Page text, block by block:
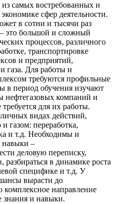
самых востребованных и
сфер деятельности.
в сотни и тысячи раз
– это большой и сложный
процессов, различного
транспортировке
и предприятий,
газа. Для работы и
требуются профильные
в период обучения изучают
нефтегазовых компаний и
для их работы.
видах действий,
газом: переработка,
и т.д. Необходимы и
навыки –
деловую переписку,
разбираться в динамике роста
специфике и т.д. У
вырасти до
комплексное направление
знания и навыки.